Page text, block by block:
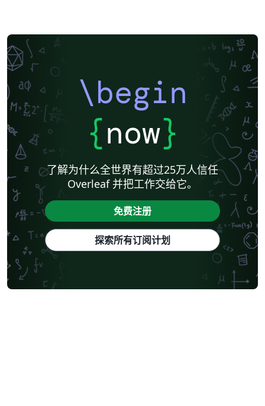
\begin
{now}
了解为什么全世界有超过25万人信任
Overleaf 并把工作交给它。
免费注册
探索所有订阅计划